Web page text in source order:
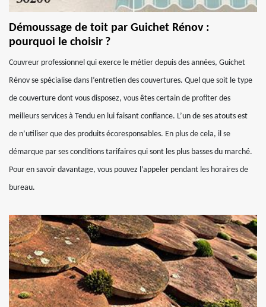
Démoussage de toit par Guichet Rénov :
pourquoi le choisir ?
Couvreur professionnel qui exerce le métier depuis des années, Guichet
Rénov se spécialise dans l’entretien des couvertures. Quel que soit le type
de couverture dont vous disposez, vous êtes certain de profiter des
meilleurs services à Tendu en lui faisant confiance. L’un de ses atouts est
de n’utiliser que des produits écoresponsables. En plus de cela, il se
démarque par ses conditions tarifaires qui sont les plus basses du marché.
Pour en savoir davantage, vous pouvez l’appeler pendant les horaires de
bureau.